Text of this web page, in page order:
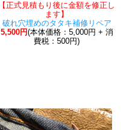
【正式見積もり後に金額を修正し
ます】
破れ穴埋めのタタキ補修リペア
5,500円(本体価格：5,000円 + 消
費税：500円)